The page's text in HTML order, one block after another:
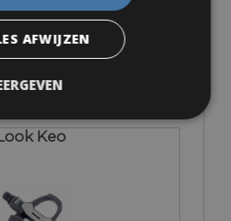
€ 0
Keo
AFWIJZEN